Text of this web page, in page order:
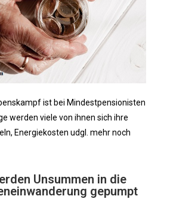
ist bei Mindestpensionisten
werden viele von ihnen sich ihre
Energiekosten udgl. mehr noch
Unsummen in die
gepumpt